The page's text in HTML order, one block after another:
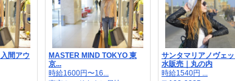
間アウ
MASTER MIND TOKYO 東
京...
時給1600円〜16...
サンタマリアノヴェ
水販売｜丸の内
時給1540円 ...